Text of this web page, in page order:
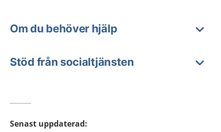
Om du behöver hjälp
Stöd från socialtjänsten
Senast uppdaterad: